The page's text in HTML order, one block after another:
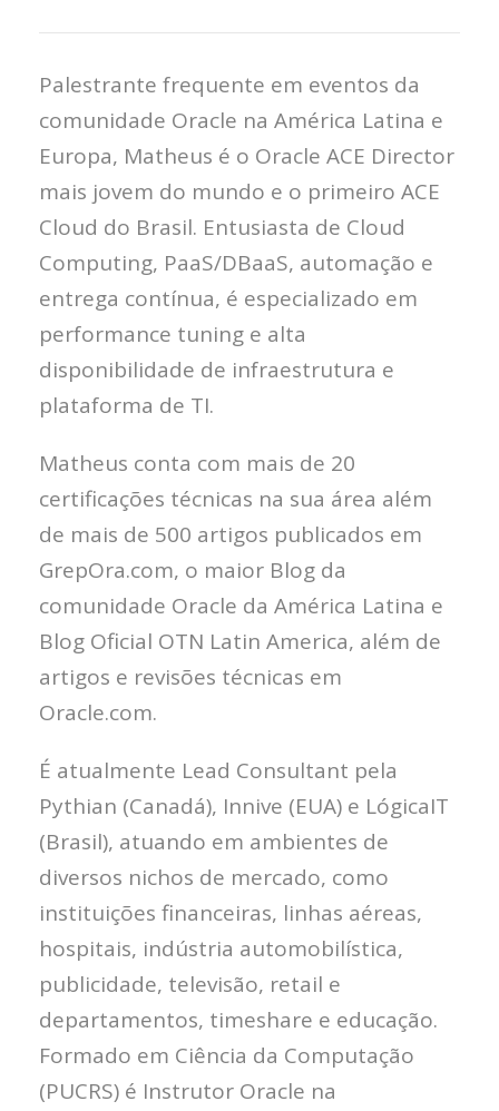
Palestrante frequente em eventos da
comunidade Oracle na América Latina e
Europa, Matheus é o Oracle ACE Director
mais jovem do mundo e o primeiro ACE
Cloud do Brasil. Entusiasta de Cloud
Computing, PaaS/DBaaS, automação e
entrega contínua, é especializado em
performance tuning e alta
disponibilidade de infraestrutura e
plataforma de TI.
Matheus conta com mais de 20
certificações técnicas na sua área além
de mais de 500 artigos publicados em
GrepOra.com, o maior Blog da
comunidade Oracle da América Latina e
Blog Oficial OTN Latin America, além de
artigos e revisões técnicas em
Oracle.com.
É atualmente Lead Consultant pela
Pythian (Canadá), Innive (EUA) e LógicaIT
(Brasil), atuando em ambientes de
diversos nichos de mercado, como
instituições financeiras, linhas aéreas,
hospitais, indústria automobilística,
publicidade, televisão, retail e
departamentos, timeshare e educação.
Formado em Ciência da Computação
(PUCRS) é Instrutor Oracle na